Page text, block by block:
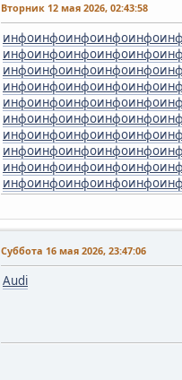
Вторник 12 мая 2026, 02:43:58
инфоинфоинфоинфоинфо
инфоинфоинфоинфоинфо
инфоинфоинфоинфоинфо
инфоинфоинфоинфоинфо
инфоинфоинфоинфоинфо
инфоинфоинфоинфоинфо
инфоинфоинфоинфоинфо
инфоинфоинфоинфоинфо
инфоинфоинфоинфоинфо
инфоинфоинфоинфоинфо
Суббота 16 мая 2026, 23:47:06
Audi